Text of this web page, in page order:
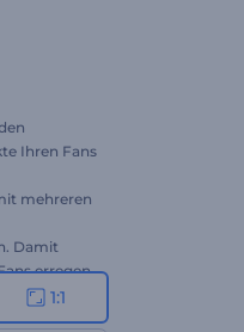
Ihren Fans
mehreren
Damit
erregen
Sie
und
1:1